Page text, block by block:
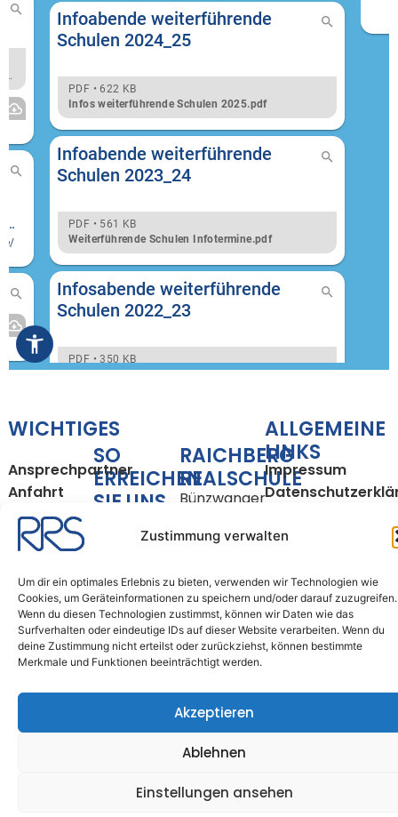
Zustimmung verwalten
Um dir ein optimales Erlebnis zu bieten, verwenden wir Technologien wie
Cookies, um Geräteinformationen zu speichern und/oder darauf zuzugreifen.
Wenn du diesen Technologien zustimmst, können wir Daten wie das
Surfverhalten oder eindeutige IDs auf dieser Website verarbeiten. Wenn du
deine Zustimmung nicht erteilst oder zurückziehst, können bestimmte
Merkmale und Funktionen beeinträchtigt werden.
Akzeptieren
Ablehnen
Einstellungen ansehen
WICHTIGES
Ansprechpartner
Anfahrt
Unterrichtszeiten
SO
ERREICHEN
SIE UNS
Tel.: 07163 –
Fax: 07163 –
16150209
E-Mail:
sekretariat@rrse.schule
RAICHBERG
REALSCHULE
Bünzwanger
73061
an der Fils
ALLGEMEINE
LINKS
Impressum
Richtlinie
(EU)
Raichberg-Realschule